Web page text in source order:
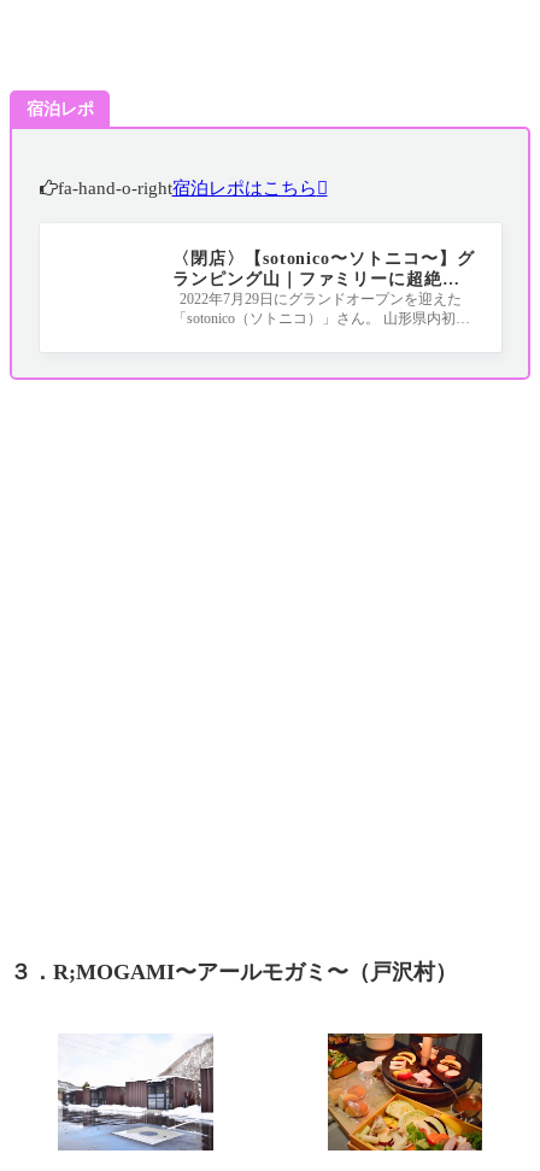
宿泊レポ
fa-hand-o-right宿泊レポはこちら
〈閉店〉【sotonico〜ソトニコ〜】グ
ランピング山｜ファミリーに超絶お
すすめの施設が爆誕！！！
2022年7月29日にグランドオープンを迎えた
「sotonico（ソトニコ）」さん。 山形県内初の
３．R;MOGAMI〜アールモガミ〜（戸沢村）